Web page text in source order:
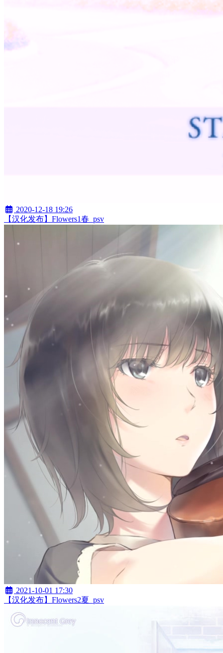
2020-12-18 19:26
【汉化发布】Flowers1春_psv
2021-10-01 17:30
【汉化发布】Flowers2夏_psv